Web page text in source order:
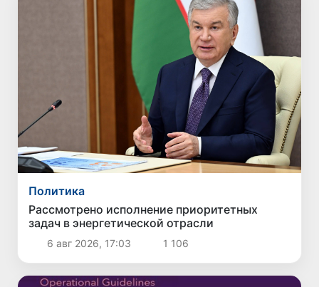
Политика
Рассмотрено исполнение приоритетных
задач в энергетической отрасли
6 авг 2026, 17:03 1 106